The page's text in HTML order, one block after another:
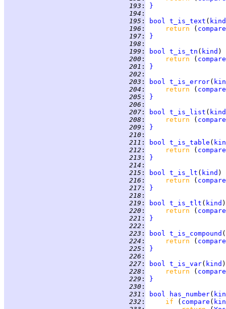
193 :
}
194 :
195 : bool t_is_text ( kind
196 : return ( compare
197 :
}
198 :
199 : bool t_is_tn ( kind )
200 : return ( compare
201 :
}
202 :
203 : bool t_is_error(
204 : return ( compare
205 :
}
206 :
207 : bool t_is_list ( kind
208 : return ( compare
209 :
}
210 :
211 : bool t_is_table (
212 : return ( compare
213 :
}
214 :
215 : bool t_is_lt ( kind )
216 : return ( compare
217 :
}
218 :
219 : bool t_is_tlt ( kind
220 : return ( compare
221 :
}
222 :
223 : bool t_is_compound (
224 : return ( compare
225 :
}
226 :
227 : bool t_is_var( kind
228 : return ( compare
229 :
}
230 :
231 : bool has_number(
232 : if ( compare (